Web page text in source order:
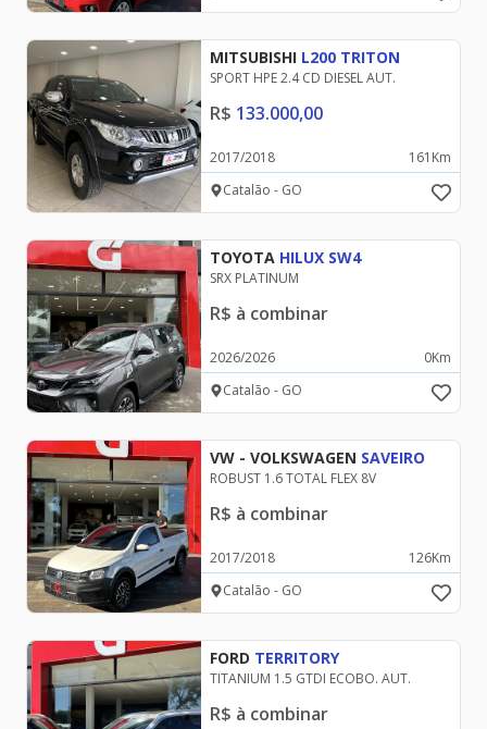
MITSUBISHI L200 TRITON
SPORT HPE 2.4 CD DIESEL AUT.
R$ 133.000,00
2017/2018 161 Km
Catalão - GO
TOYOTA HILUX SW4
SRX PLATINUM
R$ à combinar
2026/2026 0Km
Catalão - GO
VW - VOLKSWAGEN SAVEIRO
ROBUST 1.6 TOTAL FLEX 8V
R$ à combinar
2017/2018 126Km
Catalão - GO
FORD TERRITORY
TITANIUM 1.5 GTDI ECOBO. AUT.
R$ à combinar